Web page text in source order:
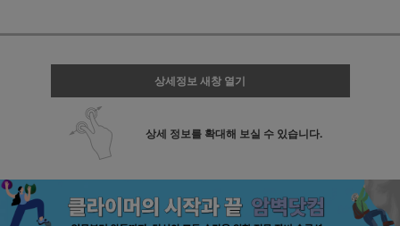
상세정보 새창 열기
상세 정보를 확대해 보실 수 있습니다.